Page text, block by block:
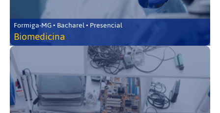
Formiga-MG • Bacharel • Presencial
Biomedicina